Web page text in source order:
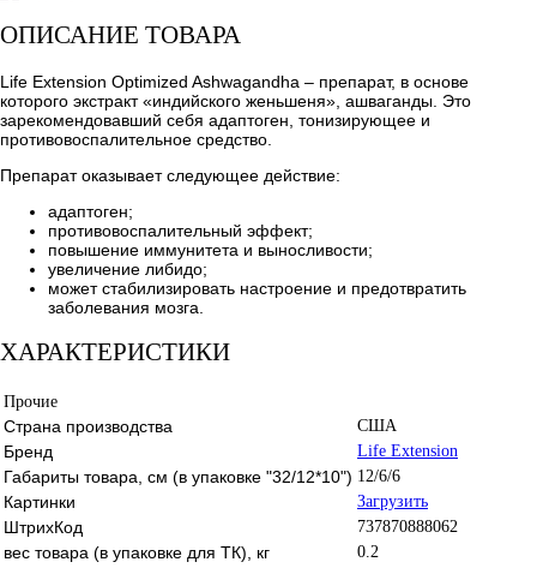
ОПИСАНИЕ ТОВАРА
Life Extension Optimized Ashwagandha – препарат, в основе
которого экстракт «индийского женьшеня», ашваганды. Это
зарекомендовавший себя адаптоген, тонизирующее и
противовоспалительное средство.
Препарат оказывает следующее действие:
адаптоген;
противовоспалительный эффект;
повышение иммунитета и выносливости;
увеличение либидо;
может стабилизировать настроение и предотвратить
заболевания мозга.
ХАРАКТЕРИСТИКИ
Прочие
Страна производства США
Бренд Life Extension
Габариты товара, см (в упаковке "32/12*10") 12/6/6
Картинки Загрузить
ШтрихКод 737870888062
вес товара (в упаковке для ТК), кг 0.2